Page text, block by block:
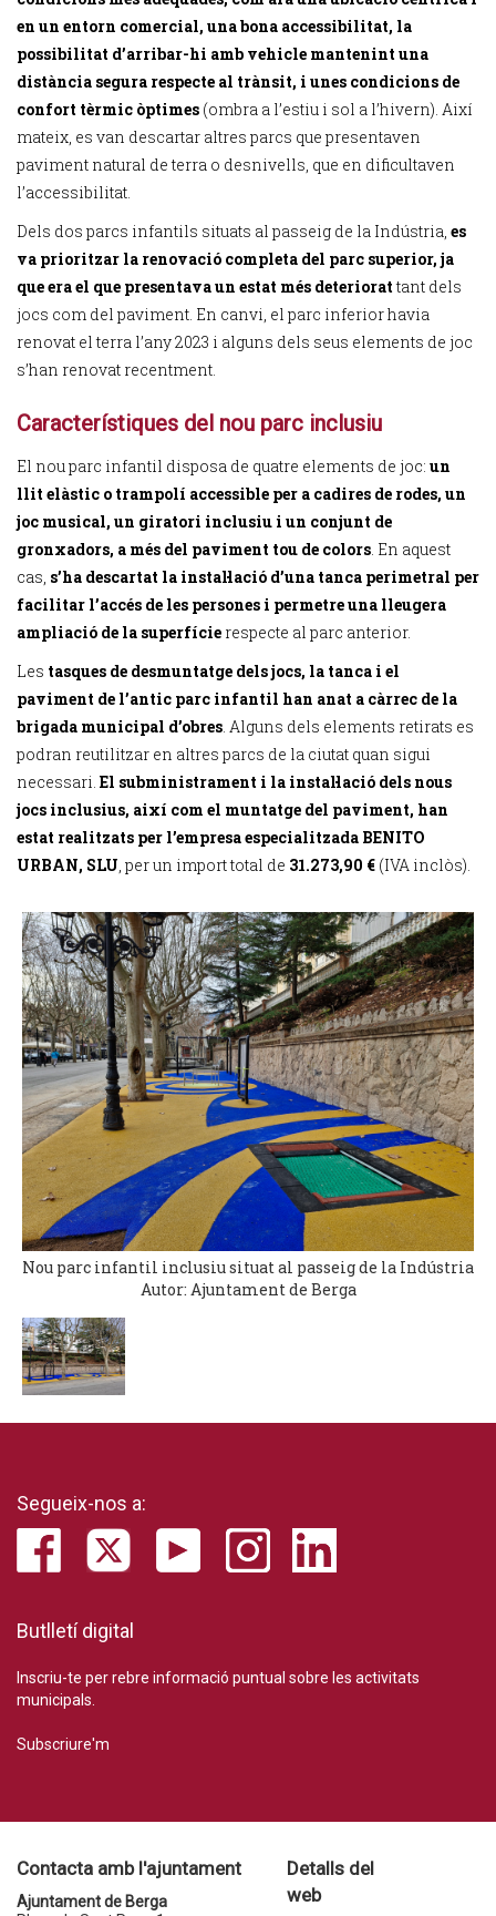
en un entorn comercial, una bona accessibilitat, la
possibilitat d’arribar-hi amb vehicle mantenint una
distància segura respecte al trànsit, i unes condicions de
confort tèrmic òptimes (ombra a l’estiu i sol a l’hivern). Així
mateix, es van descartar altres parcs que presentaven
paviment natural de terra o desnivells, que en dificultaven
l’accessibilitat.
Dels dos parcs infantils situats al passeig de la Indústria, es
va prioritzar la renovació completa del parc superior, ja
que era el que presentava un estat més deteriorattant dels
jocs com del paviment. En canvi, el parc inferior havia
renovat el terra l’any 2023 i alguns dels seus elements de joc
s’han renovat recentment.
Característiques del nou parc inclusiu
El nou parc infantil disposa de quatre elements de joc: un
llit elàstic o trampolí accessible per a cadires de rodes, un
joc musical, un giratori inclusiu i un conjunt de
gronxadors, a més del paviment tou de colors. En aquest
cas, s’ha descartat la instal·lació d’una tanca perimetral per
facilitar l’accés de les persones i permetre una lleugera
ampliació de la superfície respecte al parc anterior.
Les tasques de desmuntatge dels jocs, la tanca i el
paviment de l’antic parc infantil han anat a càrrec de la
brigada municipal d’obres. Alguns dels elements retirats es
podran reutilitzar en altres parcs de la ciutat quan sigui
necessari. El subministrament i la instal·lació dels nous
jocs inclusius, així com el muntatge del paviment, han
estat realitzats per l’empresa especialitzada BENITO
URBAN, SLU, per un import total de 31.273,90 € (IVA inclòs).
Nou parc infantil inclusiu situat al passeig de la Indústria
Autor: Ajuntament de Berga
Segueix-nos a:
Butlletí digital
Inscriu-te per rebre informació puntual sobre les activitats
municipals.
Subscriure'm
Contacta amb l'ajuntament
Ajuntament de Berga
Detalls del
web